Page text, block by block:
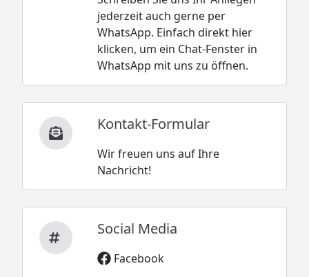
jederzeit auch gerne per
WhatsApp. Einfach direkt hier
klicken, um ein Chat-Fenster in
WhatsApp mit uns zu öffnen.
Kontakt-Formular
Wir freuen uns auf Ihre
Nachricht!
Social Media
Facebook